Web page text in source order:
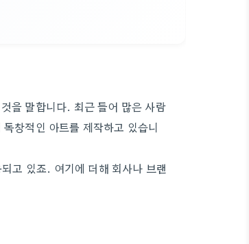
을 말합니다. 최근 들어 많은 사람
창적인 아트를 제작하고 있습니
고 있죠. 여기에 더해 회사나 브랜